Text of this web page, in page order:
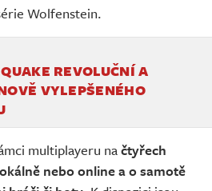
Wolfenstein.
REVOLUČNÍ A
VYLEPŠENÉHO
multiplayeru načtyřech
nebo online a o samotě